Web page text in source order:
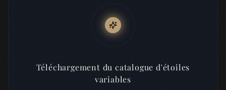
Téléchargement du catalogue d'étoiles
variables